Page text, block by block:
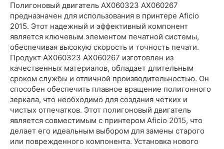
Полигоновый двигатель AX060323 AX060267
предназначен для использования в принтере Aficio
2015. Этот надежный и эффективный компонент
является ключевым элементом печатной системы,
обеспечивая высокую скорость и точность печати.
Продукт AX060323 AX060267 изготовлен из
качественных материалов, обладает длительным
сроком службы и отличной производительностью. Он
способен обеспечить плавное вращение полигонного
зеркала, что необходимо для создания четких и
чистых отпечатков. Этот полигоновый двигатель
является совместимым с принтером Aficio 2015, что
делает его идеальным выбором для замены старого
или поврежденного компонента. Установка нового